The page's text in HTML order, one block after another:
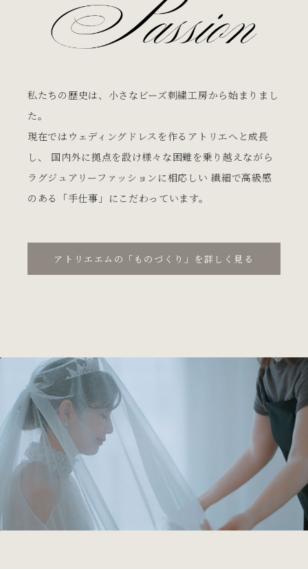
私たちの歴史は、小さなビーズ刺繍工房から始まりまし
た。
現在ではウェディングドレスを作るアトリエへと成長
し、
国内外に拠点を設け様々な困難を乗り越えながら
ラグジュアリーファッションに相応しい 繊細で高級感
のある「手仕事」にこだわっています。
アトリエエムの「ものづくり」を詳しく見る